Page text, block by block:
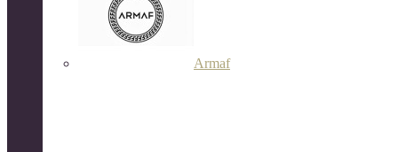
Armaf